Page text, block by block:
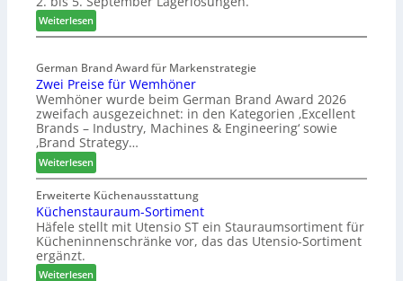
s
e
s
c
h
j
a
h
g
p
s
s
t
F
ü
h
r
u
n
g
a
n
Weiterlesen:
E
v
e
d
i
u
n
d
H
u
b
t
e
x
s
German Brand Award für Markenstrategie
Zwei Preise für Wemhöner
Wemhöner wurde beim German Brand Award 2026
zweifach ausgezeichnet: in den Kategorien ‚Excellent
Brands – Industry, Machines & Engineering‘ sowie
‚Brand Strategy…
Weiterlesen:
Z
w
e
i
P
e
Erweiterte Küchenausstattung
Küchenstauraum-Sortiment
Häfele stellt mit Utensio ST ein Stauraumsortiment für
Kücheninnenschränke vor, das das Utensio-Sortiment
ergänzt.
Weiterlesen: